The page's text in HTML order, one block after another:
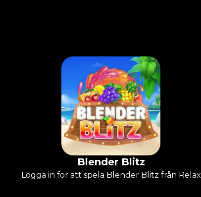
Blender Blitz
Logga in för att spela Blender Blitz från Relax